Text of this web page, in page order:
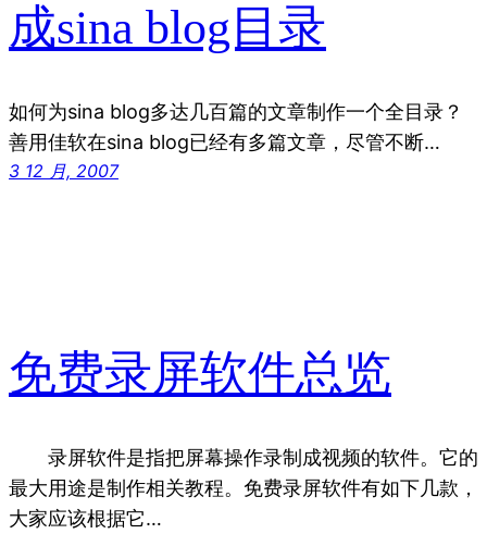
成sina blog目录
如何为sina blog多达几百篇的文章制作一个全目录？
善用佳软在sina blog已经有多篇文章，尽管不断…
3 12 月, 2007
免费录屏软件总览
录屏软件是指把屏幕操作录制成视频的软件。它的
最大用途是制作相关教程。免费录屏软件有如下几款，
大家应该根据它…